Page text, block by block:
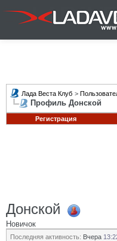
Лада Веста Клуб >
Профиль Донской
Регистрация
Донской
Новичок
Последняя активность: Вчера